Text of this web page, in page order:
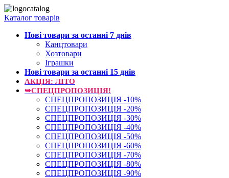
Каталог товарів
Нові товари за останнi 7 днiв
Канцтовари
Хозтовари
Іграшки
Нові товари за останнi 15 днiв
АКЦІЯ: ЛІТО
➥СПЕЦПРОПОЗИЦІЯ!
СПЕЦПРОПОЗИЦІЯ -10%
СПЕЦПРОПОЗИЦІЯ -20%
СПЕЦПРОПОЗИЦІЯ -30%
СПЕЦПРОПОЗИЦІЯ -40%
СПЕЦПРОПОЗИЦІЯ -50%
СПЕЦПРОПОЗИЦІЯ -60%
СПЕЦПРОПОЗИЦІЯ -70%
СПЕЦПРОПОЗИЦІЯ -80%
СПЕЦПРОПОЗИЦІЯ -90%